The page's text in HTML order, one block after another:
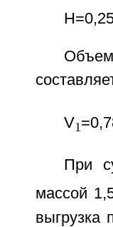
Объем
V1
При
массой
выгрузка